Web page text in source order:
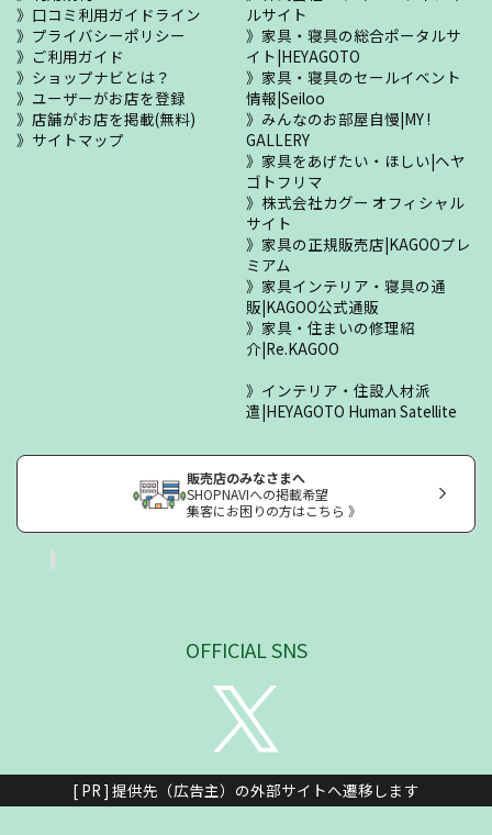
口コミ利用ガイドライン
プライバシーポリシー
ご利用ガイド
ショップナビとは？
ユーザーがお店を登録
店舗がお店を掲載(無料)
サイトマップ
ルサイト
家具・寝具の総合ポータルサ
イト|HEYAGOTO
家具・寝具のセールイベント
情報|Seiloo
みんなのお部屋自慢|MY !
GALLERY
家具をあげたい・ほしい|ヘヤ
ゴトフリマ
株式会社カグー オフィシャル
サイト
家具の正規販売店|KAGOOプレ
ミアム
家具インテリア・寝具の通
販|KAGOO公式通販
家具・住まいの修理紹
介|Re.KAGOO
インテリア・住設人材派
遣|HEYAGOTO Human Satellite
販売店のみなさまへ
SHOPNAVIへの掲載希望
集客にお困りの方はこちら 》
OFFICIAL SNS
[ PR ] 提供先（広告主）の外部サイトへ遷移します